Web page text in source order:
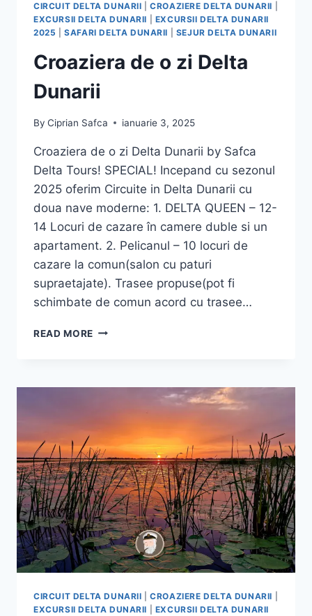
CIRCUIT DELTA DUNARII |CROAZIERE DELTA DUNARII
EXCURSII DELTA DUNARII
EXCURSII DELTA DUNARII
2025 |SAFARI DELTA DUNARII SEJUR DELTA DUNARII
Croaziera de o zi Delta
Dunarii
By Ciprian Safca ianuarie 3, 2025
Croaziera de o zi Delta Dunarii by Safca
Delta Tours! SPECIAL! Incepand cu sezonul
2025 oferim Circuite in Delta Dunarii cu
doua nave moderne: 1. DELTA QUEEN – 12-
14 Locuri de cazare în camere duble si un
apartament. 2. Pelicanul – 10 locuri de
cazare la comun(salon cu paturi
supraetajate). Trasee propuse(pot fi
schimbate de comun acord cu trasee…
READ MORE CROAZIERA
DELTA
CIRCUIT DELTA DUNARII |CROAZIERE DELTA DUNARII
EXCURSII DELTA DUNARII
EXCURSII DELTA DUNARII